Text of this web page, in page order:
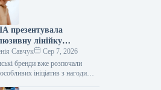
презентувала
лінійку
виробів на честь
Савчук
Сер 7, 2026
бренди вже розпочали
ініціатив з нагоди